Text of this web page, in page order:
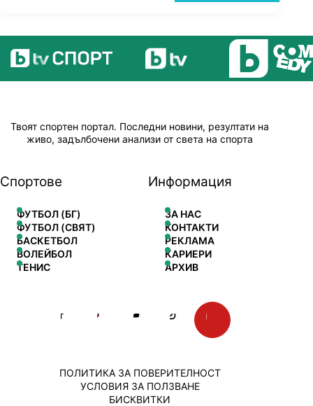
Твоят спортен портал. Последни новини, резултати на
живо, задълбочени анализи от света на спорта
Спортове
ФУТБОЛ (БГ)
ФУТБОЛ (СВЯТ)
БАСКЕТБОЛ
ВОЛЕЙБОЛ
ТЕНИС
Информация
ЗА НАС
КОНТАКТИ
РЕКЛАМА
КАРИЕРИ
АРХИВ
ПОЛИТИКА ЗА ПОВЕРИТЕЛНОСТ
УСЛОВИЯ ЗА ПОЛЗВАНЕ
БИСКВИТКИ